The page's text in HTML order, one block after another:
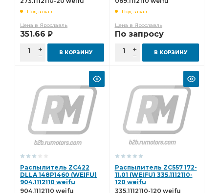
Под заказ
Цена в Ярославль
351.66 Р
В КОРЗИНУ
Под заказ
Цена в Ярославль
По запросу
В КОРЗИНУ
Распылитель ZC422
DLLA 148P1460 (WEIFU)
904.1112110 weifu
904.1112110 weifu
Распылитель ZC557 172-
11.01 (WEIFU) 335.1112110-
120 weifu
335.1112110-120 weifu